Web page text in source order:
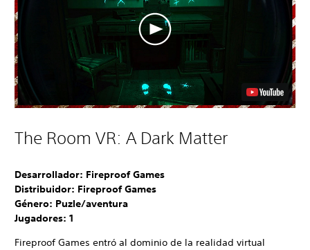
The Room VR: A Dark Matter
Desarrollador: Fireproof Games
Distribuidor: Fireproof Games
Género: Puzle/aventura
Jugadores: 1
Fireproof Games entró al dominio de la realidad virtual